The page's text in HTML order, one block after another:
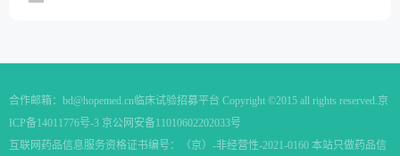
合作邮箱： bd@hopemed.cn临床试验招募平台 Copyright ©2015 all rights reserved.京
ICP备14011776号-3 京公网安备11010602202033号
互联网药品信息服务资格证书编号：（京）-非经营性-2021-0160 本站只做药品信